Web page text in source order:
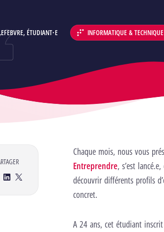
, ÉTUDIANT·E DÉPARTEMENT :
INFORMATIQUE & TECHNIQUE
LinkedInTwitter
Chaque mois, nous vous
Entreprendre, s’est
découvrir différents profils
concret.
A 24 ans, cet étudiant